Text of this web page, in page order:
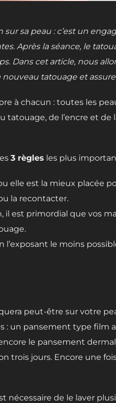
sur sa peau : c’est un
Après la séance, le
Dans cet article, nous
tatouage et
à chacun : toutes les
tatouage, de l’encre et
3 règles les plus
elle est la mieux placée
la recontacter.
il est primordial que vos
l’exposant le moins
peut-être sur votre
: un pansement type film
le pansement
trois jours. Encore une
nécessaire de le laver